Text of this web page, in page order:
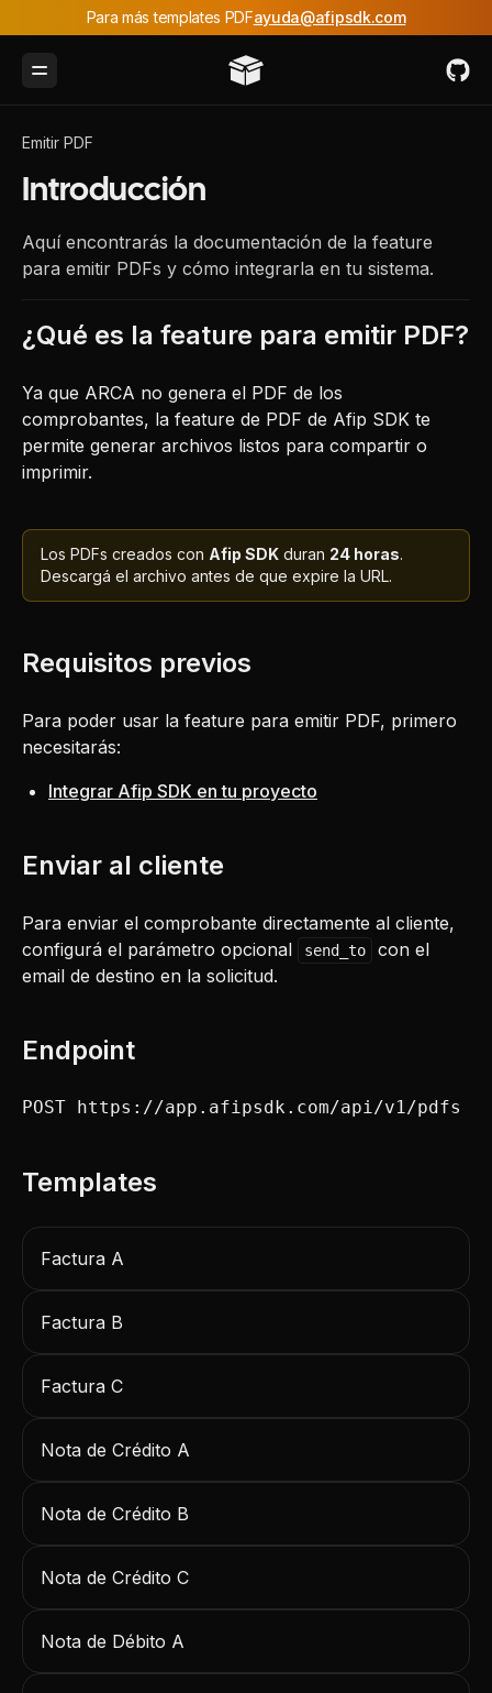
Para más templates PDFayuda@afipsdk.com
Toggle Menu
Emitir PDF
Introducción
Aquí encontrarás la documentación de la feature
para emitir PDFs y cómo integrarla en tu sistema.
¿Qué es la feature para emitir PDF?
Ya que ARCA no genera el PDF de los
comprobantes, la feature de PDF de Afip SDK te
permite generar archivos listos para compartir o
imprimir.
Los PDFs creados con Afip SDK duran 24 horas.
Descargá el archivo antes de que expire la URL.
Requisitos previos
Para poder usar la feature para emitir PDF, primero
necesitarás:
Integrar Afip SDK en tu proyecto
Enviar al cliente
Para enviar el comprobante directamente al cliente,
configurá el parámetro opcional
send_to
con el
email de destino en la solicitud.
Endpoint
POST https://app.afipsdk.com/api/v1/pdfs
Templates
Factura A
Factura B
Factura C
Nota de Crédito A
Nota de Crédito B
Nota de Crédito C
Nota de Débito A